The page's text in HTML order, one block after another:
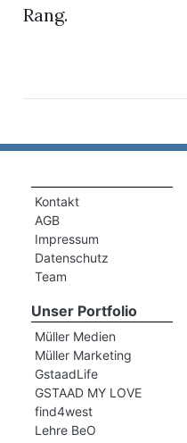
Rang.
Kontakt
AGB
Impressum
Datenschutz
Team
Unser Portfolio
Müller Medien
Müller Marketing
GstaadLife
GSTAAD MY LOVE
find4west
Lehre BeO